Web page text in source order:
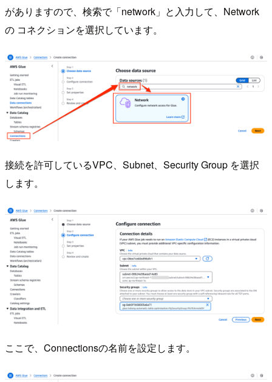
がありますので、検索で「network」と入力して、Network
の コネクションを選択しています。
接続を許可しているVPC、Subnet、Security Group を選択
します。
ここで、Connectionsの名前を設定します。